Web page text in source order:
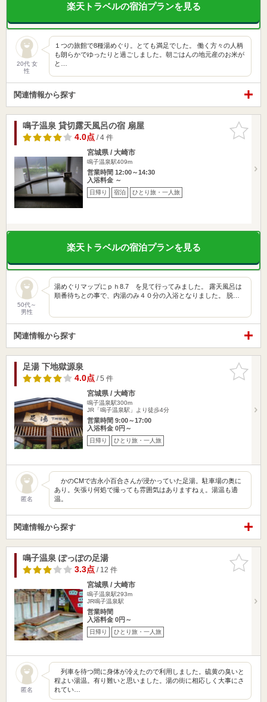
楽天トラベルの宿泊プランを見る
20代 女
性
１つの旅館で8種湯めぐり。とても満足でした。 働く方々の人柄
も朗らかでゆったりと過ごしました。朝ごはんの地元産のお米が
と…
関連情報から探す
お気に入
りに追加
鳴子温泉 貸切露天風呂の宿 扇屋
4.0点/ 4 件
宮城県 / 大崎市
鳴子温泉駅409m
営業時間 12:00～14:30
入浴料金 ～
日帰り 宿泊 ひとり旅・一人旅
楽天トラベルの宿泊プランを見る
50代～
男性
湯めぐりマップにｐｈ8.7 を見て行ってみました。 露天風呂は
順番待ちとの事で、内湯のみ４０分の入浴となりました。 脱…
関連情報から探す
お気に入
りに追加
足湯 下地獄源泉
4.0点/ 5 件
宮城県 / 大崎市
鳴子温泉駅300m
JR「鳴子温泉駅」より徒歩4分
営業時間 9:00～17:00
入浴料金 0円～
日帰り ひとり旅・一人旅
匿名
かのCMで吉永小百合さんが浸かっていた足湯。駐車場の奥に
あり。矢張り何処で撮っても雰囲気はありますねぇ。湯温も適
温。
関連情報から探す
お気に入
りに追加
鳴子温泉 ぽっぽの足湯
3.3点/ 12 件
宮城県 / 大崎市
鳴子温泉駅293m
JR鳴子温泉駅
営業時間
入浴料金 0円～
日帰り ひとり旅・一人旅
匿名
列車を待つ間に身体が冷えたので利用しました。硫黄の臭いと
程よい湯温。有り難いと思いました。湯の街に相応しく大事にさ
れてい…